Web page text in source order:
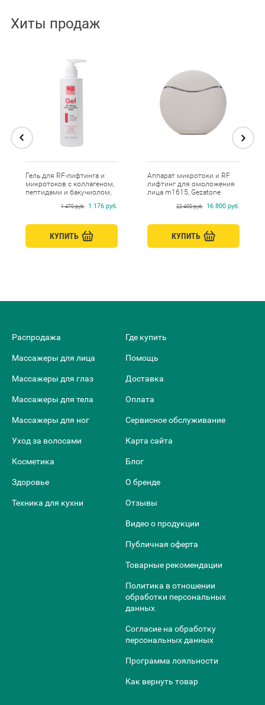
Хиты продаж
Гель для RF-лифтинга и
микротоков с коллагеном,
пептидами и бакучиолом,
1 470 руб. 1 176 руб.
КУПИТЬ
Аппарат микротоки и RF
лифтинг для омоложения
лица m1615, Gezatone
22 400 руб. 16 800 руб.
КУПИТЬ
Распродажа
Массажеры для лица
Массажеры для глаз
Массажеры для тела
Массажеры для ног
Уход за волосами
Косметика
Здоровье
Техника для кухни
Где купить
Помощь
Доставка
Оплата
Сервисное обслуживание
Карта сайта
Блог
О бренде
Отзывы
Видео о продукции
Публичная оферта
Товарные рекомендации
Политика в отношении
обработки персональных
данных
Согласие на обработку
персональных данных
Программа лояльности
Как вернуть товар